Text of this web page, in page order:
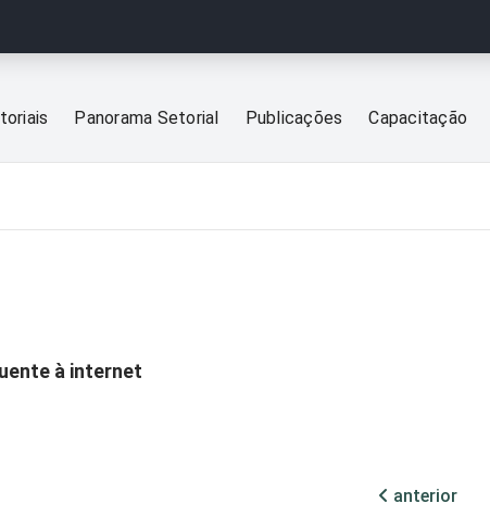
Panorama Setorial Publicações Capacitação
à internet
anterior